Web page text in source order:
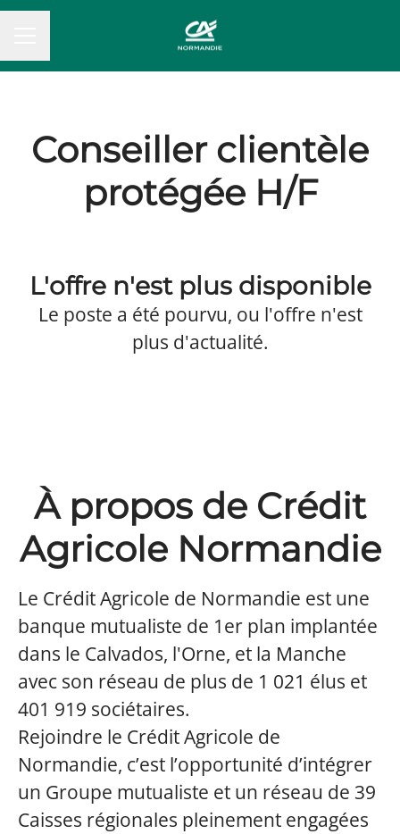
Conseiller clientèle
protégée H/F
L'offre n'est plus disponible
Le poste a été pourvu, ou l'offre n'est
plus d'actualité.
À propos de Crédit
Agricole Normandie
Le Crédit Agricole de Normandie est une
banque mutualiste de 1er plan implantée
dans le Calvados, l'Orne, et la Manche
avec son réseau de plus de 1 021 élus et
401 919 sociétaires.
Rejoindre le Crédit Agricole de
Normandie, c’est l’opportunité d’intégrer
un Groupe mutualiste et un réseau de 39
Caisses régionales pleinement engagées